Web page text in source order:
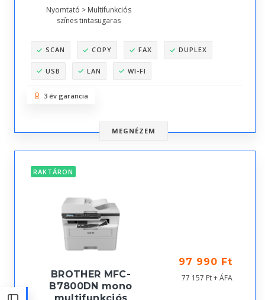
Nyomtató > Multifunkciós
színes tintasugaras
SCAN COPY FAX DUPLEX
USB LAN WI-FI
3 év garancia
MEGNÉZEM
RAKTÁRON
BROTHER MFC-
B7800DN mono
97 990 Ft
77 157 Ft + ÁFA